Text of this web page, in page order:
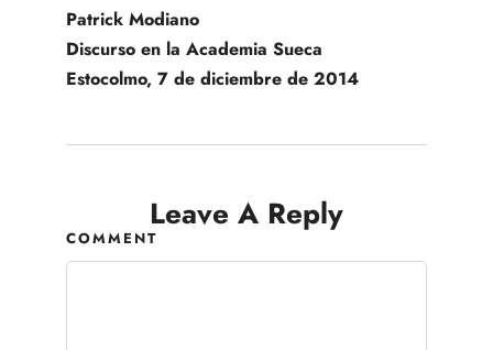
Patrick Modiano
Discurso en la Academia Sueca
Estocolmo, 7 de diciembre de 2014
Leave A Reply
COMMENT